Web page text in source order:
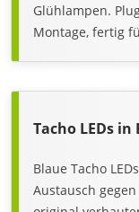
Glühlampen.
Montage, fertig
Tacho LEDs in
Blaue Tacho
Austausch